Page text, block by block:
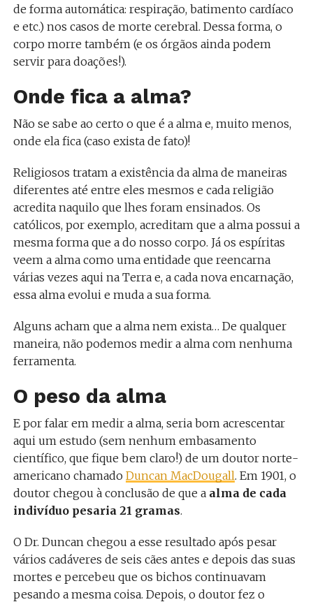
de forma automática: respiração, batimento cardíaco
e etc.) nos casos de morte cerebral. Dessa forma, o
corpo morre também (e os órgãos ainda podem
servir para doações!).
Onde fica a alma?
Não se sabe ao certo o que é a alma e, muito menos,
onde ela fica (caso exista de fato)!
Religiosos tratam a existência da alma de maneiras
diferentes até entre eles mesmos e cada religião
acredita naquilo que lhes foram ensinados. Os
católicos, por exemplo, acreditam que a alma possui a
mesma forma que a do nosso corpo. Já os espíritas
veem a alma como uma entidade que reencarna
várias vezes aqui na Terra e, a cada nova encarnação,
essa alma evolui e muda a sua forma.
Alguns acham que a alma nem exista… De qualquer
maneira, não podemos medir a alma com nenhuma
ferramenta.
O peso da alma
E por falar em medir a alma, seria bom acrescentar
aqui um estudo (sem nenhum embasamento
científico, que fique bem claro!) de um doutor norte-
americano chamado Duncan MacDougall. Em 1901, o
doutor chegou à conclusão de que a alma de cada
indivíduo pesaria 21 gramas.
O Dr. Duncan chegou a esse resultado após pesar
vários cadáveres de seis cães antes e depois das suas
mortes e percebeu que os bichos continuavam
pesando a mesma coisa. Depois, o doutor fez o